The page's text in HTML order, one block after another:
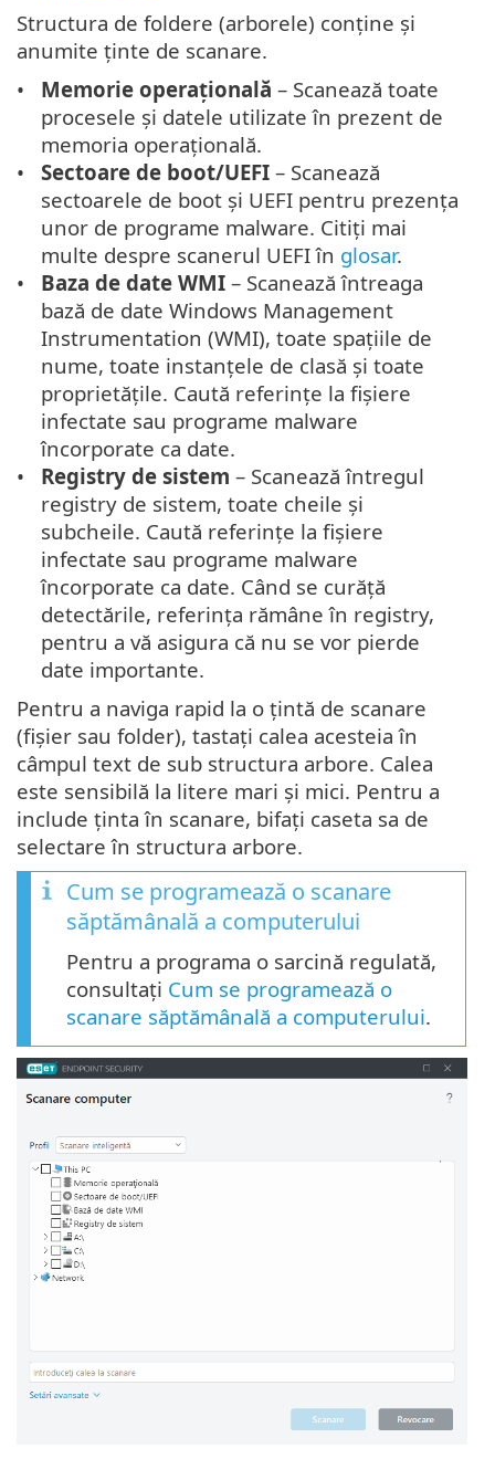
Structura de foldere (arborele) conține și
anumite ținte de scanare.
Memorie operațională – Scanează toate
procesele și datele utilizate în prezent de
memoria operațională.
Sectoare de boot/UEFI – Scanează
sectoarele de boot și UEFI pentru prezența
unor de programe malware. Citiți mai
multe despre scanerul UEFI în glosar.
Baza de date WMI – Scanează întreaga
bază de date Windows Management
Instrumentation (WMI), toate spațiile de
nume, toate instanțele de clasă și toate
proprietățile. Caută referințe la fișiere
infectate sau programe malware
încorporate ca date.
Registry de sistem – Scanează întregul
registry de sistem, toate cheile și
subcheile. Caută referințe la fișiere
infectate sau programe malware
încorporate ca date. Când se curăță
detectările, referința rămâne în registry,
pentru a vă asigura că nu se vor pierde
date importante.
Pentru a naviga rapid la o țintă de scanare
(fișier sau folder), tastați calea acesteia în
câmpul text de sub structura arbore. Calea
este sensibilă la litere mari și mici. Pentru a
include ținta în scanare, bifați caseta sa de
selectare în structura arbore.
Cum se programează o scanare
săptămânală a computerului
Pentru a programa o sarcină regulată,
consultați Cum se programează o
scanare săptămânală a computerului.